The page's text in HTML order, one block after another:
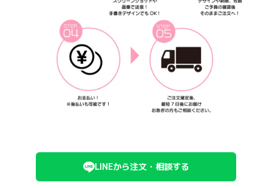
LINEから注文・相談する